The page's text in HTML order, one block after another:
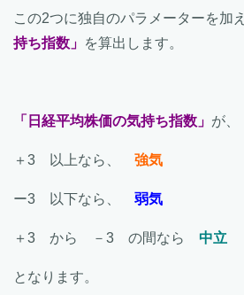
この2つに独自のパラメーターを加え
持ち指数」 を算出します。
「日経平均株価の気持ち指数」 が、
＋3 以上なら、 強気
ー3 以下なら、 弱気
＋3 から －3 の間なら 中立
となります。